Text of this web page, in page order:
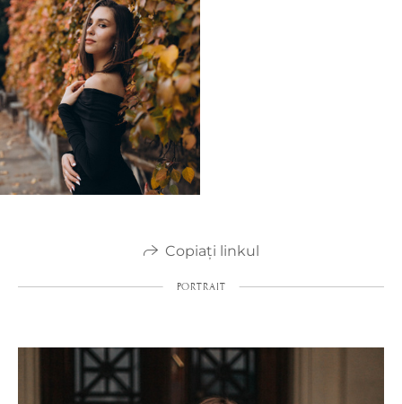
Copiați linkul
PORTRAIT